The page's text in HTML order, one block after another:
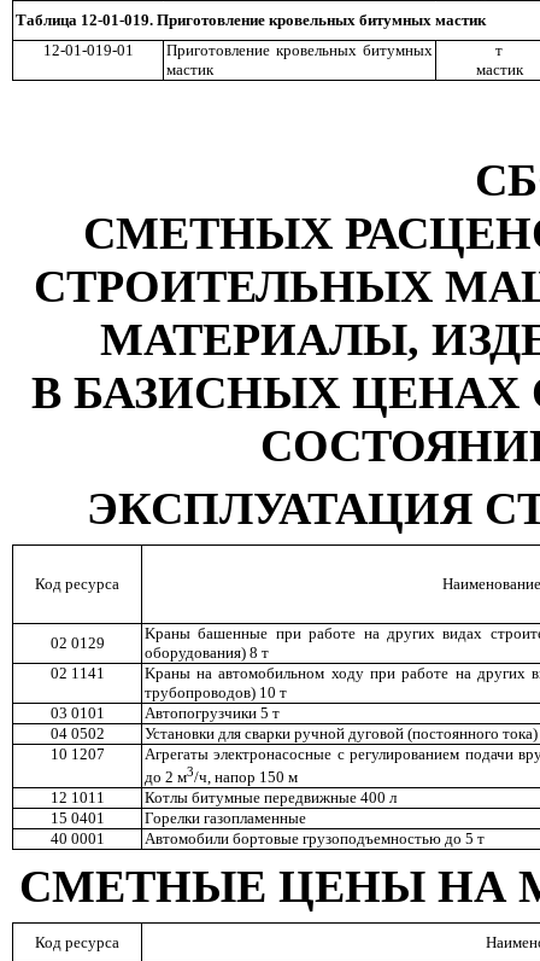
Таблица 12-01-019. Приготовление кровельных битумных мастик
12-01-019-01
Приготовление кровельных битумных
мастик
т
мастик
СМЕТНЫХ
СТРОИТЕЛЬНЫХ
МАТЕРИАЛЫ,
В БАЗИСНЫХ ЦЕНАХ
СОСТОЯНИЮ
ЭКСПЛУАТАЦИЯ
Код ресурса Наименование
02 0129
Kраны башенные при работе на других видах
оборудования) 8 т
02 1141
Kраны на автомобильном ходу при работе на других
трубопроводов) 10 т
03 0101
Автопогрузчики 5 т
04 0502
Установки для сварки ручной дуговой (постоянного тока)
10 1207
Агрегаты электронасосные с регулированием подачи
до 2 м3/ч, напор 150 м
12 1011
Котлы битумные передвижные 400 л
15 0401
Горелки газопламенные
40 0001
Автомобили бортовые грузоподъемностью до 5 т
СМЕТНЫЕ ЦЕНЫ НА
Код ресурса